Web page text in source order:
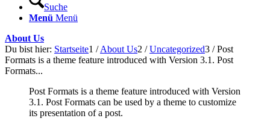
Suche
Menü Menü
About Us
Du bist hier: Startseite1 / About Us2 / Uncategorized3 / Post
Formats is a theme feature introduced with Version 3.1. Post
Formats...
Post Formats is a theme feature introduced with Version
3.1. Post Formats can be used by a theme to customize
its presentation of a post.